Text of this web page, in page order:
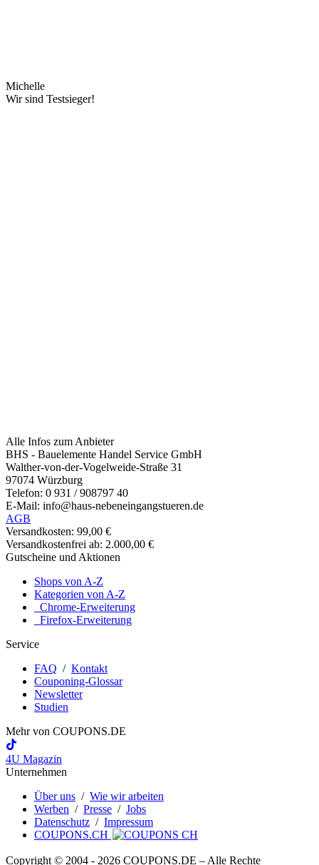
Michelle
Wir sind Testsieger!
Alle Infos zum Anbieter
BHS - Bauelemente Handel Service GmbH
Walther-von-der-Vogelweide-Straße 31
97074 Würzburg
Telefon: 0 931 / 908797 40
E-Mail: info@haus-nebeneingangstueren.de
AGB
Versandkosten: 99,00 €
Versandkostenfrei ab: 2.000,00 €
Gutscheine und Aktionen
Shops von A-Z
Kategorien von A-Z
Chrome-Erweiterung
Firefox-Erweiterung
Service
FAQ / Kontakt
Couponing-Glossar
Newsletter
Studien
Mehr von COUPONS.DE
4U Magazin
Unternehmen
Über uns / Wie wir arbeiten
Werben / Presse / Jobs
Datenschutz / Impressum
COUPONS.CH
Copyright © 2004 ‐ 2026 COUPONS.DE – Alle Rechte